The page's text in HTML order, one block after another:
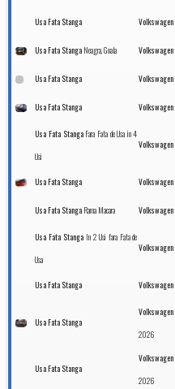
Usa Fata Stanga Volkswagen
Usa Fata Stanga Neagra, Goala Volkswagen
Usa Fata Stanga Volkswagen
Usa Fata Stanga Volkswagen
Usa Fata StangaFara Fata de Usa in 4
Usi
Volkswagen
Usa Fata Stanga Volkswagen
Usa Fata Stanga Rama Macara Volkswagen
Usa Fata Stanga In 2 Usi fara Fata de
Usa
Volkswagen
Usa Fata Stanga Volkswagen
Usa Fata Stanga
Volkswagen
2026
Usa Fata Stanga
Volkswagen
2026